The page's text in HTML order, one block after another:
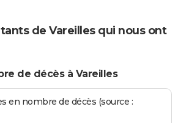
de Vareilles qui nous ont
de décès à Vareilles
en nombre de décès (source :